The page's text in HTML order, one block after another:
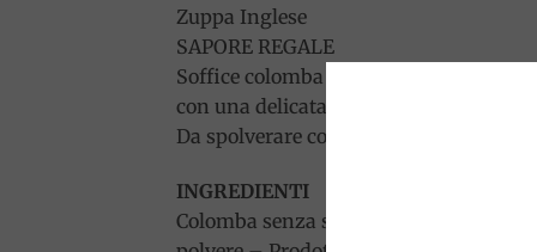
Zuppa Inglese
SAPORE REGALE
Soffice colomba lievitata
con una delicata crema panna e whisky.
Da spolverare con cacao in polvere, per
INGREDIENTI
Colomba senza scorze d’agrumi